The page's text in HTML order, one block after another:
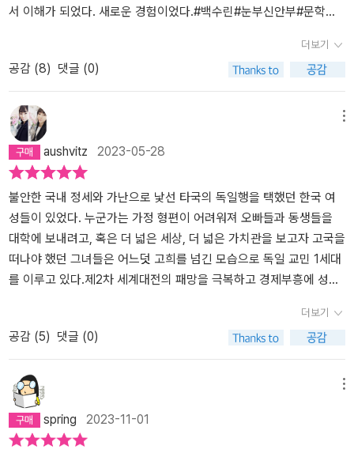
고 담담한 어투로 다정함을 건넨다. 그 다정함은 마냥 부드러운 건 아
가에게 건네기를 바라기 때문일 것이다. 어쩔 수 없는 이별과 작별을
맞이하며 살아가야 하는 생에 있어 그런 다정함이 꼭 필요하다고 말
이다. *k.h의 존재가 짐작을 벗어나지 않아 아쉬웠다.
와 간호사들에 채웠던 거란다. 일을 마치고 다시 한국으로 돌아오신
나라 현대사의슬픈 단면을 보여주는 역사야.해미의 이모도 파독 간호
사였다가나중에 더 공부를 하셔서 의사가 되신 거야. 그래서 독일에
계신 이모의 지인분들은 대부분 전현직 간호사란다. 해미는 이모의
지인분들의 아이들과 친구가 되었어. 그 중에 레나와한수가 특히 친
한 친구였단다. 한수의 부모님은 이혼을 해서 엄마와 둘이 살고 있었
어. 해미는 한수의 엄마를 선자 이모라고 불렀단다. 선자 이모가 뇌종
양투병 중이신데, 한수는 엄마를 위해서 엄마의 첫사랑을 찾아주고
싶어했어. 그러면 엄마가 그 병을 이겨낼 거라 생각했지. 그런데 한수
는 그일을 엄마 몰래 하려고 했고, 해미와 레나에게 도움을 청했단다.
그래서해미와 레나와 한수는 탐정처럼 조사를 했어. 몰래 선자 이모
의 일기장을 훔쳐 보기도 했고, 해미가 소설을 쓴다고 이야기하면서
이모들을 인터뷰를 해서 단서를 찾으려고 했어. 하지만 제대로 된 단
되었단다.….독일에서 2년여 시간을 지내다가 국내 사정이 갑작스레
바뀌면서 갑자기 귀국을 해야 했단다. 1997년말 외환위기가 찾아오
면서 아버지의 경제사정도 안 좋아지면서 귀국을 할 수밖에 없었고,
식구들은 다시 만나 부산에서 생활하였단다. 해미는 한국에 와서도레
나와 한수와 편지를 주고받으면서 여전히 선자 이모의 첫사랑을 찾으
려고 했어. 그런 와중에 선자 이모의뇌종양은 재발되어 입원하였고
병세는 더욱 악화되었단다. 결국 선자 이모는 돌아가시고, 한수는 선
기를 훔쳐 읽으며 K.H. 라는 이니셜의 단서를 찾기 위해 고군분투하
는 것은 거짓말을 거듭하면서 내가 무엇을 거짓으로 말했는지가 헷갈
리기 시작한다는 사실뿐이었다.' (34쪽)​해미는 엄마와 아빠, 그리고
주변 사람들이 슬퍼하는 것이 힘들어 독일 생활을 하면서 계속 거짓
말을 하게 되는데 “거짓말”은 내가 주의깊게 본 이 소설의 전체적인
흐름의 주요 키워드이다. 주변 사람들이 힘들어하는 것이 견디기 힘
들어 해미가 선택한 것이 거짓말이었고, 그것은 해미 자신이 살기 위
해 선택한 수단이었다. 거짓말 덕분에 모두가 편안하고, 해미도 거짓
말에 숨어 보호받는 듯 보였지만 결국 그것이 해미 인생의 덫이 되었
다는 생각이 들었다. 그래서 해미는 한국으로 돌아와서도 레나와 한
수에게 오랫동안 연락을 하지 못하고 잊힌 사람처럼 살아가야 했던
것이다. 돌아보면 나도 어릴 적부터 내 삶을 위협하거나 불안에 빠뜨
리게 하는 많은 요소를 핑계와 거짓말, 책임 전가 등으로 나를 보호하
택이었던 것이다. 하지만, 이제는 나만 알고 남은 모르지만 가장 쉬운
선택인 것처럼 보이는 것들이 인생에서 나를 가장 불행하게 만드는
씨앗임을 안다. 자신의 거짓말을 기억하기 위해 자물쇠 달린 일기장
에 매일 기록하며 불안하게 살았던 해미처럼 그러한 선택은 삶의 평
안을 앗아가는 것임을.​'생각해야 해. 내 안의 누군가가 다시 속삭였다.
생각해야만 해. 너는 어떻게 살아가고 싶은지. 나는 어떻게 살고 싶
지? 더이상 도망치기만 하면서 살고 싶지는 않았다.' (264쪽)​<눈부
났던 우재는 약대를 나와 약사가 되었습니다. 우재는 고향인 제주도
가 동아리 종강 엠티를 제주도에서 했을 때 단둘이 바닷가를 산책하
며 나눴던 이야기를 꺼내며 ‘언젠가 그럴 마음이 생겨서 정말로 글을
쓰는 날이 온다면 이모 이야기를 쓰고 싶다고‘했던 해미의 말을 들려
줍니다. 이를 계기로 해미는 독일에 정착해 살고 있는 이모를 떠올리
고, 이모와 같은 파독간호사로 고국을 떠나 외로운 이국의 땅에서 살
아가던 이모들을 떠올립니다. 2남 2녀의 막내인 엄마는 이모를 늘 큰
언니라고 불렀습니다. 스물한 살 나이에 독일로 파견 된 간호조무사,
간호사로 떠났다가 차별과 무시를 극복하고 의사까지 되어 독일에 정
착해 살고 있는 이모가 있어 해미에게도, 엄마에게도 너무나 비극적
인 사건이 터졌을 때 괴로운 사연이 깃든 서울을 떠나 그곳 독일에서
고통과 아픔, 슬픔을 마주할 용기를 얻을 수 있었습니다. 그곳에서 만
난 파독 노동자 이모들의 딸과 아들인 레나와 한수를 통해. 아니, 한수
귀국해버린 아버지 대신 엄마의 첫사랑 K.H.를 찾을 수 있도록 도와
달라는 부탁으로 시작 된 거짓말로 인해. 병으로 인해 예정 된 죽음도,
예고 없이 닥친 불행한 사고로 인한 죽음도 그 아픔과 슬픔의 무게는
다르게 보이지만 같습니다. 작고 소중한 마음에서 자라난 희망이 고
통의 긴 터널을 걷는 이에겐 살아갈 힘이 되어 주듯이, 어쩌면 불가능
하다 포기했을 그자리에 기적이 존재했음을 소설에서라도 발견할 수
있어 감동이었습니다. 정말 눈부신 안부 인사를 받는 기분이었습니
서 이해가 되었다. 새로운 경험이었다.#백수린#눈부신안부#문학동
더보기
공감 (8) 댓글 (0)
aushvitz 2023-05-28
​불안한 국내 정세와 가난으로 낯선 타국의 독일행을 택했던 한국 여
성들이 있었다. 누군가는 가정 형편이 어려워져 오빠들과 동생들을
대학에 보내려고, 혹은 더 넓은 세상, 더 넓은 가치관을 보고자 고국을
떠나야 했던 그녀들은 어느덧 고희를 넘긴 모습으로 독일 교민 1세대
를 이루고 있다.​​​​제2차 세계대전의 패망을 극복하고 경제부흥에 성공
필요했다. 같은 시기 한국에서는 박정희 대통령의 경제개발정책을 추
진 중이었고 외화 확보가 절실했다. 서로 원하는 바가 잘 맞아 1961
년 두 나라는 경제 기술에 관한 협정을 맺고, 광산, 간호 인력의 파견
이 진행되었다. 그들이 우리나라 경제발전에 상당한 기여를 했었고,
당시 해외 파견된 우리나 근로자들의 전체 송금의 11%에 달하는 엄
청난 금액이었다.파독 간호사의 이야기를 꺼낸 건 백수린 작가의 첫
장편소설 <눈부신 안부>가 파독 간호사의 일생을 소재로 출간되었기
더보기
공감 (5) 댓글 (0)
spring 2023-11-01